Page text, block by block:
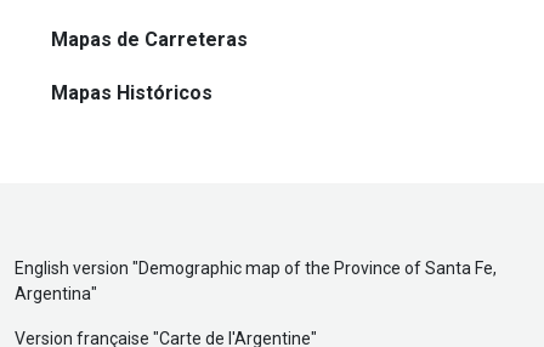
Mapas de Carreteras
Mapas Históricos
English version "Demographic map of the Province of Santa Fe,
Argentina"
Version française "Carte de l'Argentine"